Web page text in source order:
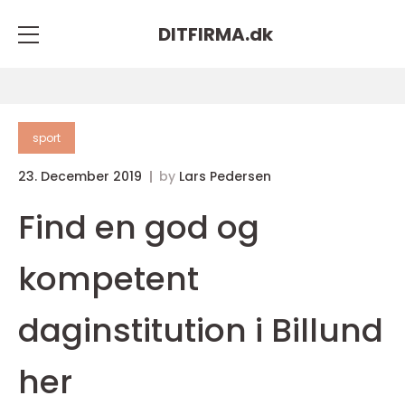
DITFIRMA.dk
sport
23. December 2019 by Lars Pedersen
Find en god og
kompetent
daginstitution i Billund
her